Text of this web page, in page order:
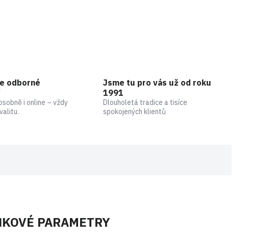
odborné
i online – vždy
Jsme tu pro vás už od roku
1991
Dlouholetá tradice a tisíce
spokojených klientů
PARAMETRY